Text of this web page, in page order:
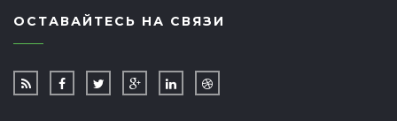
ОСТАВАЙТЕСЬ НА СВЯЗИ